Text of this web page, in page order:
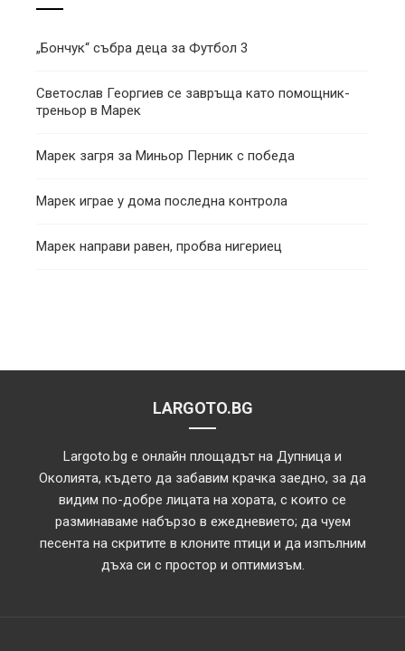
„Бончук“ събра деца за Футбол 3
Светослав Георгиев се завръща като помощник-
треньор в Марек
Марек загря за Миньор Перник с победа
Марек играе у дома последна контрола
Марек направи равен, пробва нигериец
LARGOTO.BG
Largoto.bg е онлайн площадът на Дупница и
Околията, където да забавим крачка заедно, за да
видим по-добре лицата на хората, с които се
разминаваме набързо в ежедневието; да чуем
песента на скритите в клоните птици и да изпълним
дъха си с простор и оптимизъм.